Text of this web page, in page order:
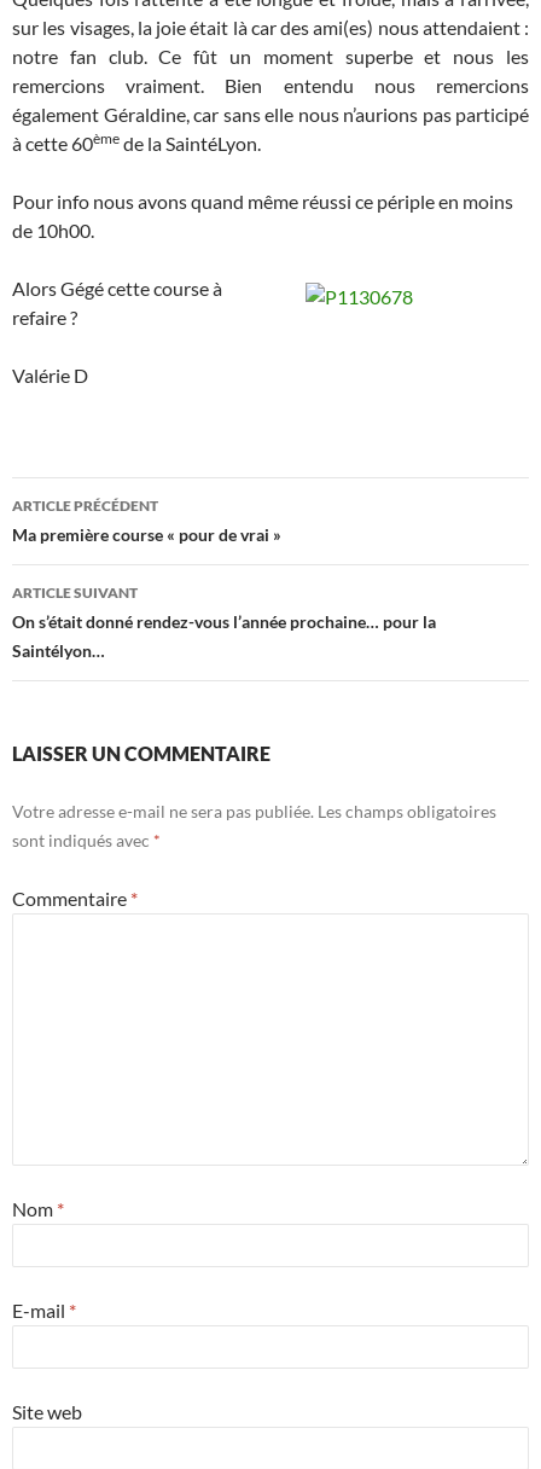
sur les visages, la joie était là car des ami(es) nous attendaient :
notre fan club. Ce fût un moment superbe et nous les
remercions vraiment. Bien entendu nous remercions
également Géraldine, car sans elle nous n’aurions pas participé
à cette 60ème de la SaintéLyon.
Pour info nous avons quand même réussi ce périple en moins
de 10h00.
Alors Gégé cette course à
refaire ?
Valérie D
Navigation
des
articles
ARTICLE PRÉCÉDENT
Ma première course « pour de vrai »
ARTICLE SUIVANT
On s’était donné rendez-vous l’année prochaine… pour la
Saintélyon…
LAISSER UN COMMENTAIRE
Votre adresse e-mail ne sera pas publiée. Les champs obligatoires
sont indiqués avec *
Commentaire *
Nom *
E-mail *
Site web